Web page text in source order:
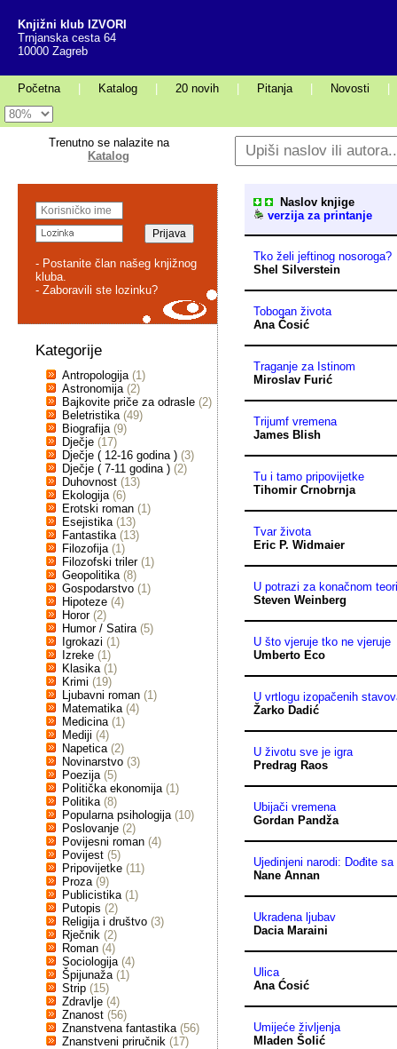
Knjižni klub IZVORI
Trnjanska cesta 64
10000 Zagreb
Početna Katalog 20 novih Pitanja Novosti
Trenutno se nalazite na
Katalog
- Postanite član našeg knjižnog
kluba.
- Zaboravili ste lozinku?
Kategorije
Antropologija (1)
Astronomija (2)
Bajkovite priče za odrasle (2)
Beletristika (49)
Biografija (9)
Dječje (17)
Dječje ( 12-16 godina ) (3)
Dječje ( 7-11 godina ) (2)
Duhovnost (13)
Ekologija (6)
Erotski roman (1)
Esejistika (13)
Fantastika (13)
Filozofija (1)
Filozofski triler (1)
Geopolitika (8)
Gospodarstvo (1)
Hipoteze (4)
Horor (2)
Humor / Satira (5)
Igrokazi (1)
Izreke (1)
Klasika (1)
Krimi (19)
Ljubavni roman (1)
Matematika (4)
Medicina (1)
Mediji (4)
Napetica (2)
Novinarstvo (3)
Poezija (5)
Politička ekonomija (1)
Politika (8)
Popularna psihologija (10)
Poslovanje (2)
Povijesni roman (4)
Povijest (5)
Pripovijetke (11)
Proza (9)
Publicistika (1)
Putopis (2)
Religija i društvo (3)
Rječnik (2)
Roman (4)
Sociologija (4)
Špijunaža (1)
Strip (15)
Zdravlje (4)
Znanost (56)
Znanstvena fantastika (56)
Znanstveni priručnik (17)
Naslov knjige
verzija za printanje
Tko želi jeftinog nosoroga?
Shel Silverstein
Tobogan života
Ana Ćosić
Traganje za Istinom
Miroslav Furić
Trijumf vremena
James Blish
Tu i tamo pripovijetke
Tihomir Crnobrnja
Tvar života
Eric P. Widmaier
U potrazi za konačnom
Steven Weinberg
U što vjeruje tko ne vjeruje
Umberto Eco
U vrtlogu izopačenih
Žarko Dadić
U životu sve je igra
Predrag Raos
Ubijači vremena
Gordan Pandža
Ujedinjeni narodi: Dođite sa
Nane Annan
Ukradena ljubav
Dacia Maraini
Ulica
Ana Ćosić
Umijeće življenja
Mladen Šolić